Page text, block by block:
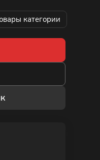
категории